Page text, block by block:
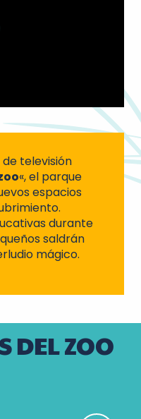
televisión
«, el parque
espacios
durante
saldrán
mágico.
DEL ZOO